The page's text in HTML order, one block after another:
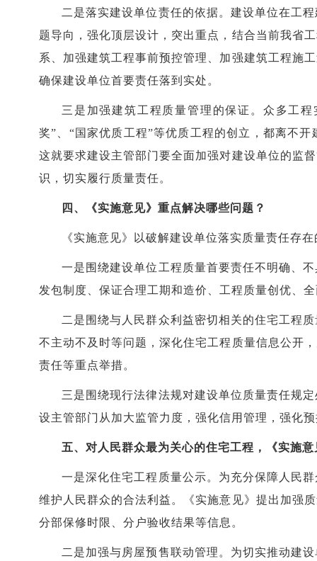
二是落实建设单位责任的依据。建设单位在工
题导向，强化顶层设计，突出重点，结合当前我省
系、加强建筑工程事前预控管理、加强建筑工程施
确保建设单位首要责任落到实处。
三是加强建筑工程质量管理的保证。众多工
奖”、“国家优质工程”等优质工程的创立，都离不
这就要求建设主管部门要全面加强对建设单位的监
识，切实履行质量责任。
四、《实施意见》重点解决哪些问题？
《实施意见》以破解建设单位落实质量责任存
一是围绕建设单位工程质量首要责任不明确、
发包制度、保证合理工期和造价、工程质量创优、
二是围绕与人民群众利益密切相关的住宅工程
不主动不及时等问题，深化住宅工程质量信息公开
责任等重点举措。
三是围绕现行法律法规对建设单位质量责任规
设主管部门从加大监管力度，强化信用管理，强化
五、对人民群众最为关心的住宅工程，《实施
一是深化住宅工程质量公示。为充分保障人民
维护人民群众的合法利益。《实施意见》提出加强
分部保修时限、分户验收结果等信息。
二是加强与房屋预售联动管理。为切实推动建